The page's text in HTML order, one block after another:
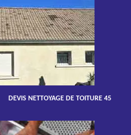
DEVIS NETTOYAGE DE TOITURE 45